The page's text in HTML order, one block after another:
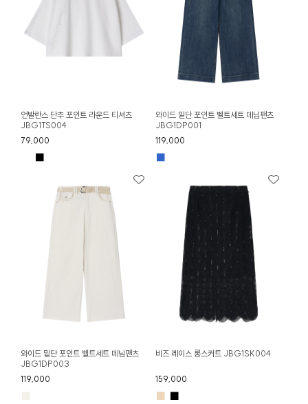
언발란스 단추 포인트 라운드 티셔츠
JBG1TS004
79,000
■
와이드 밑단 포인트 벨트세트 데님팬츠
JBG1DP001
119,000
■
와이드 밑단 포인트 벨트세트 데님팬츠
JBG1DP003
119,000
비즈 레이스 롱스커트 JBG1SK004
159,000
■ ■